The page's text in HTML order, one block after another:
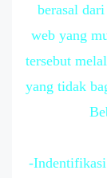
berasal
web yang
tersebut
yang tidak
-Indentifikasi